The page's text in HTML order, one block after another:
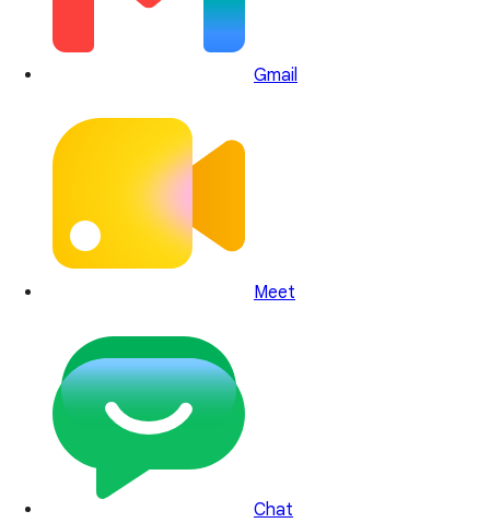
Gmail
Meet
Chat